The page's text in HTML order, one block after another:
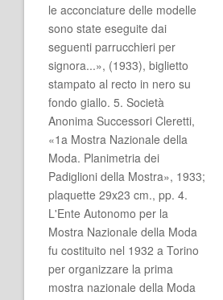
le acconciature delle modelle
sono state eseguite dai
seguenti parrucchieri per
signora...», (1933), biglietto
stampato al recto in nero su
fondo giallo. 5. Società
Anonima Successori Cleretti,
«1a Mostra Nazionale della
Moda. Planimetria dei
Padiglioni della Mostra», 1933;
plaquette 29x23 cm., pp. 4.
L'Ente Autonomo per la
Mostra Nazionale della Moda
fu costituito nel 1932 a Torino
per organizzare la prima
mostra nazionale della Moda